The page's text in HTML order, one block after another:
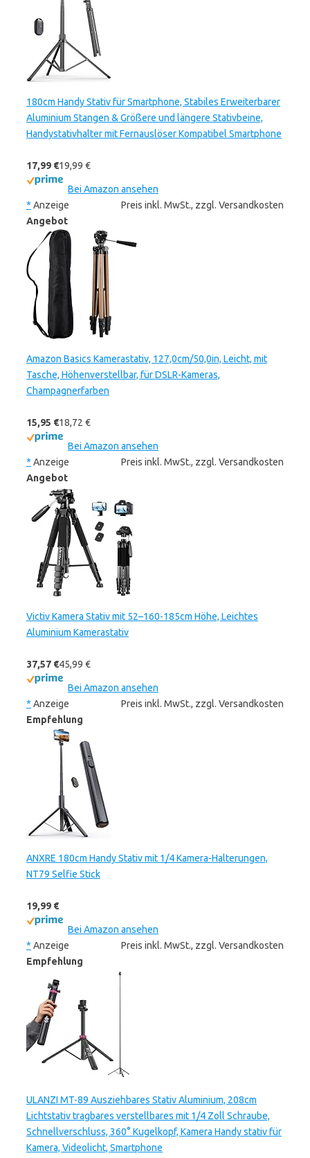
180cm Handy Stativ für Smartphone, Stabiles Erweiterbarer
Aluminium Stangen & Größere und längere Stativbeine,
Handystativhalter mit Fernauslöser Kompatibel Smartphone
17,99 €19,99 €
Bei Amazon ansehen
* Anzeige
Preis inkl. MwSt., zzgl. Versandkosten
Angebot
Amazon Basics Kamerastativ, 127,0cm/50,0in, Leicht, mit
Tasche, Höhenverstellbar, für DSLR-Kameras,
Champagnerfarben
15,95 €18,72 €
Bei Amazon ansehen
* Anzeige
Preis inkl. MwSt., zzgl. Versandkosten
Angebot
Victiv Kamera Stativ mit 52–160-185cm Höhe, Leichtes
Aluminium Kamerastativ
37,57 €45,99 €
Bei Amazon ansehen
* Anzeige
Preis inkl. MwSt., zzgl. Versandkosten
Empfehlung
ANXRE 180cm Handy Stativ mit 1/4 Kamera-Halterungen,
NT79 Selfie Stick
19,99 €
Bei Amazon ansehen
* Anzeige
Preis inkl. MwSt., zzgl. Versandkosten
Empfehlung
ULANZI MT-89 Ausziehbares Stativ Aluminium, 208cm
Lichtstativ tragbares verstellbares mit 1/4 Zoll Schraube,
Schnellverschluss, 360° Kugelkopf, Kamera Handy stativ für
Kamera, Videolicht, Smartphone